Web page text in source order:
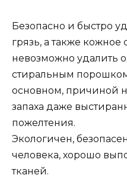
Безопасно и быстро
грязь, а также кожное
невозможно удалить
стиральным
основном, причиной
запаха даже
пожелтения.
Экологичен,
человека, хорошо
тканей.